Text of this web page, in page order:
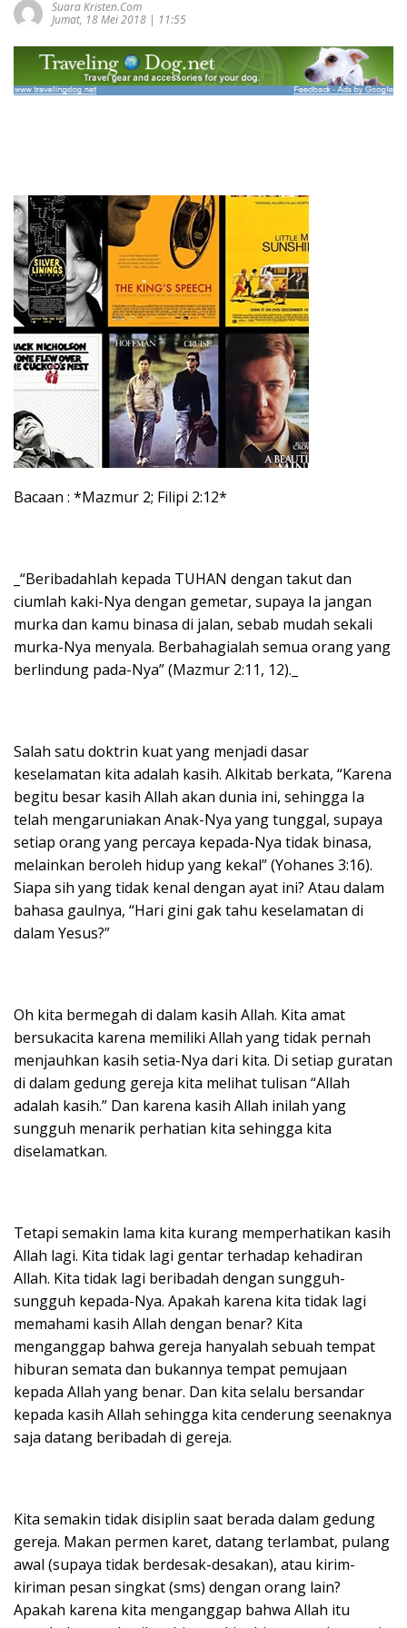
Suara Kristen.com
Jumat, 18 Mei 2018 | 11:55
Bacaan : *Mazmur 2; Filipi 2:12*
_“Beribadahlah kepada TUHAN dengan takut dan
ciumlah kaki-Nya dengan gemetar, supaya Ia jangan
murka dan kamu binasa di jalan, sebab mudah sekali
murka-Nya menyala. Berbahagialah semua orang yang
berlindung pada-Nya” (Mazmur 2:11, 12)._
Salah satu doktrin kuat yang menjadi dasar
keselamatan kita adalah kasih. Alkitab berkata, “Karena
begitu besar kasih Allah akan dunia ini, sehingga Ia
telah mengaruniakan Anak-Nya yang tunggal, supaya
setiap orang yang percaya kepada-Nya tidak binasa,
melainkan beroleh hidup yang kekal” (Yohanes 3:16).
Siapa sih yang tidak kenal dengan ayat ini? Atau dalam
bahasa gaulnya, “Hari gini gak tahu keselamatan di
dalam Yesus?”
Oh kita bermegah di dalam kasih Allah. Kita amat
bersukacita karena memiliki Allah yang tidak pernah
menjauhkan kasih setia-Nya dari kita. Di setiap guratan
di dalam gedung gereja kita melihat tulisan “Allah
adalah kasih.” Dan karena kasih Allah inilah yang
sungguh menarik perhatian kita sehingga kita
diselamatkan.
Tetapi semakin lama kita kurang memperhatikan kasih
Allah lagi. Kita tidak lagi gentar terhadap kehadiran
Allah. Kita tidak lagi beribadah dengan sungguh-
sungguh kepada-Nya. Apakah karena kita tidak lagi
memahami kasih Allah dengan benar? Kita
menganggap bahwa gereja hanyalah sebuah tempat
hiburan semata dan bukannya tempat pemujaan
kepada Allah yang benar. Dan kita selalu bersandar
kepada kasih Allah sehingga kita cenderung seenaknya
saja datang beribadah di gereja.
Kita semakin tidak disiplin saat berada dalam gedung
gereja. Makan permen karet, datang terlambat, pulang
awal (supaya tidak berdesak-desakan), atau kirim-
kiriman pesan singkat (sms) dengan orang lain?
Apakah karena kita menganggap bahwa Allah itu